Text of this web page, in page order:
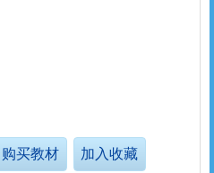
购买教材 加入收藏